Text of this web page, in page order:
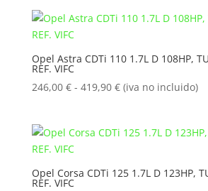
desde
hasta
Opel Astra CDTi 110 1.7L D 108HP,
REF. VIFC
246,00 € - 419,90 €Rango
desde
hasta
(iva no incluido)
Opel Corsa CDTi 125 1.7L D 123HP,
REF. VIFC